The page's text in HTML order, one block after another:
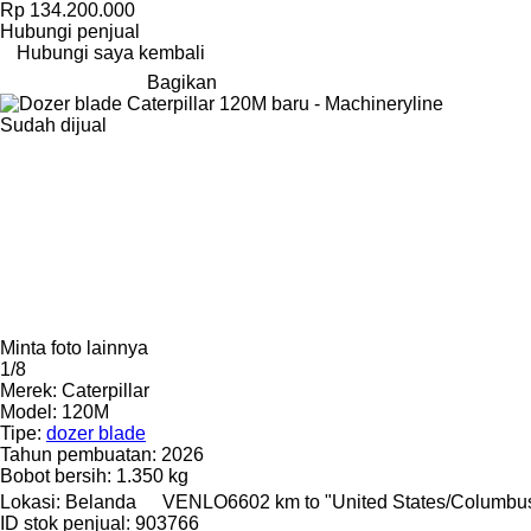
Rp 134.200.000
Hubungi penjual
Hubungi saya kembali
Bagikan
Sudah dijual
Minta foto lainnya
1/8
Merek: Caterpillar
Model: 120M
Tipe: dozer blade
Tahun pembuatan: 2026
Bobot bersih: 1.350 kg
Lokasi: Belanda VENLO6602 km to "United States/
ID stok penjual: 903766